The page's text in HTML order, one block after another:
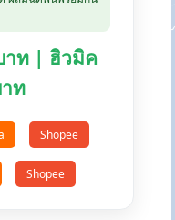
าท | ฮิวมิค
ท
Shopee
Shopee